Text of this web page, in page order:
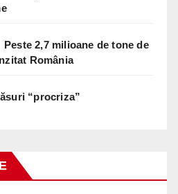
Peste 2,7 milioane de tone de
România
“procriza”